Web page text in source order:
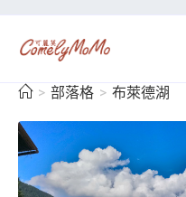
> 部落格 > 布萊德湖